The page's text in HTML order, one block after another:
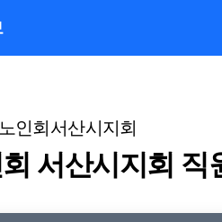
인회서산시지회
서산시지회